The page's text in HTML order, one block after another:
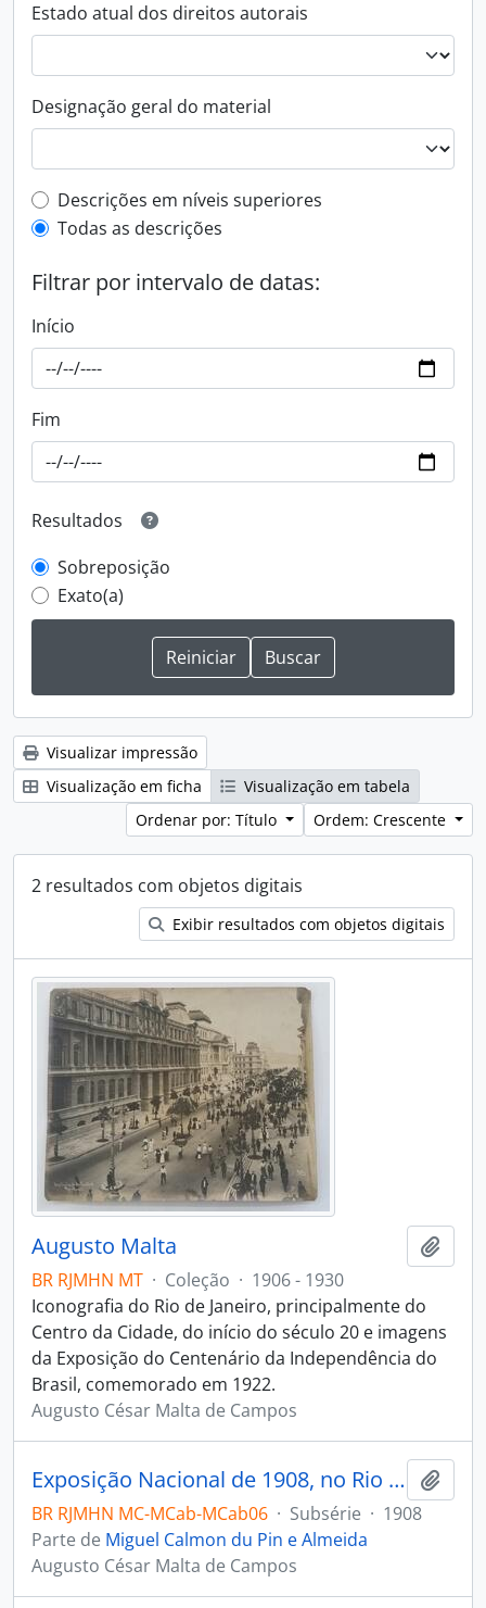
Estado atual dos direitos autorais
Designação geral do material
Filtro de descrição de nível superior
Descrições em níveis superiores
Todas as descrições
Filtrar por intervalo de datas:
Início
Fim
Resultados
Sobreposição
Exato(a)
Visualizar impressão
Visualização em ficha
Visualização em tabela
Ordenar por: Título
Ordem: Crescente
2 resultados com objetos digitais
Exibir resultados com objetos digitais
Augusto Malta
BR RJMHN MT · Coleção · 1906 - 1930
Iconografia do Rio de Janeiro, principalmente do
Centro da Cidade, do início do século 20 e imagens
da Exposição do Centenário da Independência do
Brasil, comemorado em 1922.
Augusto César Malta de Campos
Exposição Nacional de 1908, no Rio de Janeiro
BR RJMHN MC-MCab-MCab06 · Subsérie · 1908
Parte de Miguel Calmon du Pin e Almeida
Augusto César Malta de Campos